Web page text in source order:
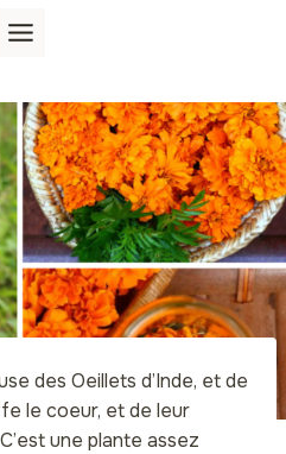
des Oeillets d’Inde, et de
le coeur, et de leur
une plante assez